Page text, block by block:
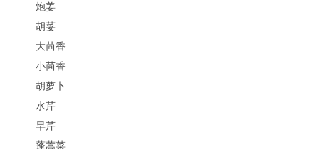
炮姜
胡荽
大茴香
小茴香
胡萝卜
水芹
旱芹
蓬蒿菜